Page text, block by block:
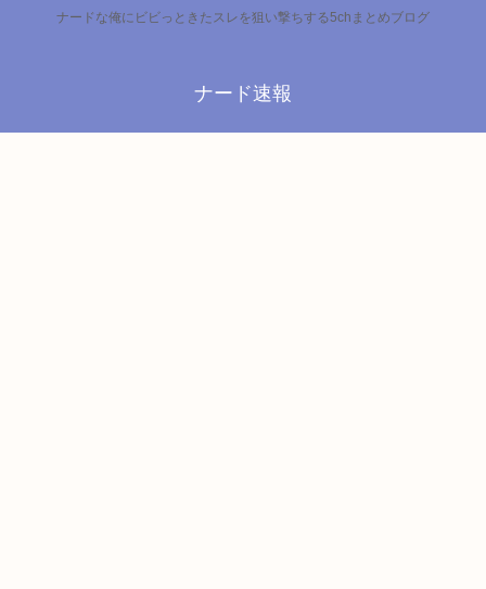
ナードな俺にビビっときたスレを狙い撃ちする5chまとめブログ
ナード速報